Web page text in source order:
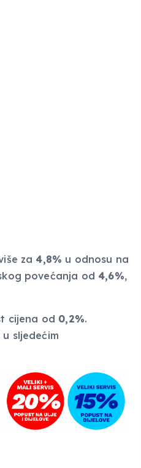
za 4,8% u odnosu na
povećanja od 4,6%,
cijena od 0,2%.
sljedećim